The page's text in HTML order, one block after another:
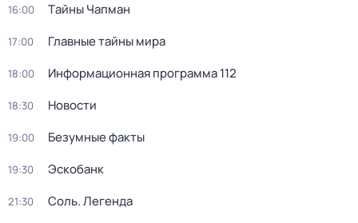
16:00 Тaйны Чапман
17:00 Главные тайны мира
18:00 Информационная программа 112
18:30 Новости
19:00 Безумные факты
19:30 Эскобанк
21:30 Соль. Легенда